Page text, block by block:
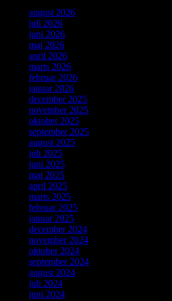
august 2026
juli 2026
juni 2026
maj 2026
april 2026
marts 2026
februar 2026
januar 2026
december 2025
november 2025
oktober 2025
september 2025
august 2025
juli 2025
juni 2025
maj 2025
april 2025
marts 2025
februar 2025
januar 2025
december 2024
november 2024
oktober 2024
september 2024
august 2024
juli 2024
juni 2024